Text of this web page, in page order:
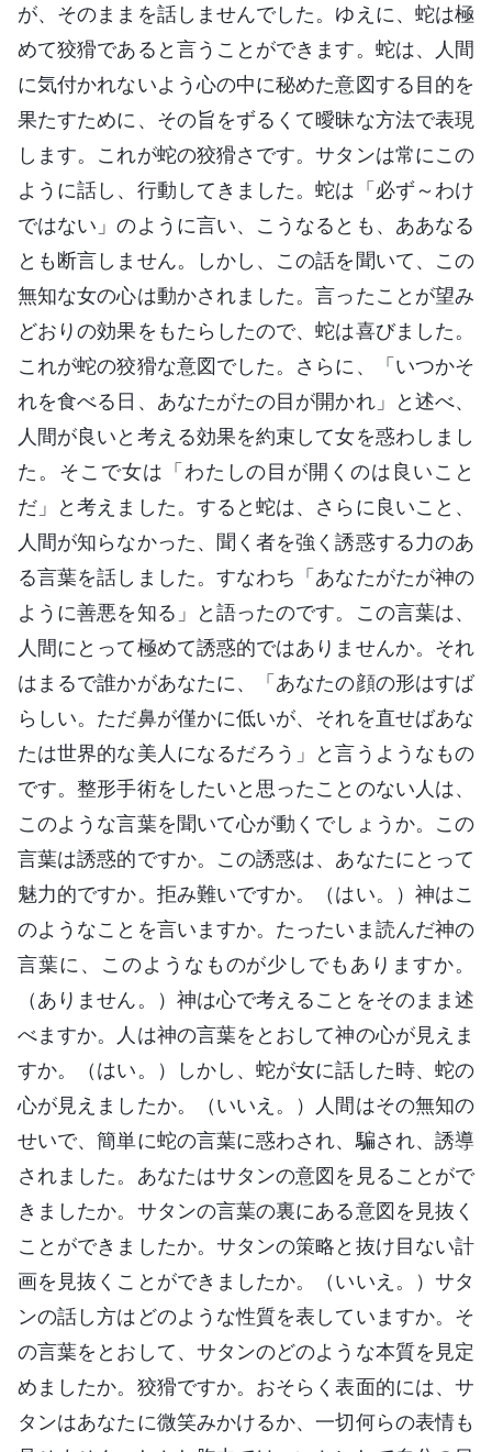
が、そのままを話しませんでした。ゆえに、蛇は極
めて狡猾であると言うことができます。蛇は、人間
に気付かれないよう心の中に秘めた意図する目的を
果たすために、その旨をずるくて曖昧な方法で表現
します。これが蛇の狡猾さです。サタンは常にこの
ように話し、行動してきました。蛇は「必ず～わけ
ではない」のように言い、こうなるとも、ああなる
とも断言しません。しかし、この話を聞いて、この
無知な女の心は動かされました。言ったことが望み
どおりの効果をもたらしたので、蛇は喜びました。
これが蛇の狡猾な意図でした。さらに、「いつかそ
れを食べる日、あなたがたの目が開かれ」と述べ、
人間が良いと考える効果を約束して女を惑わしまし
た。そこで女は「わたしの目が開くのは良いこと
だ」と考えました。すると蛇は、さらに良いこと、
人間が知らなかった、聞く者を強く誘惑する力のあ
る言葉を話しました。すなわち「あなたがたが神の
ように善悪を知る」と語ったのです。この言葉は、
人間にとって極めて誘惑的ではありませんか。それ
はまるで誰かがあなたに、「あなたの顔の形はすば
らしい。ただ鼻が僅かに低いが、それを直せばあな
たは世界的な美人になるだろう」と言うようなもの
です。整形手術をしたいと思ったことのない人は、
このような言葉を聞いて心が動くでしょうか。この
言葉は誘惑的ですか。この誘惑は、あなたにとって
魅力的ですか。拒み難いですか。（はい。）神はこ
のようなことを言いますか。たったいま読んだ神の
言葉に、このようなものが少しでもありますか。
（ありません。）神は心で考えることをそのまま述
べますか。人は神の言葉をとおして神の心が見えま
すか。（はい。）しかし、蛇が女に話した時、蛇の
心が見えましたか。（いいえ。）人間はその無知の
せいで、簡単に蛇の言葉に惑わされ、騙され、誘導
されました。あなたはサタンの意図を見ることがで
きましたか。サタンの言葉の裏にある意図を見抜く
ことができましたか。サタンの策略と抜け目ない計
画を見抜くことができましたか。（いいえ。）サタ
ンの話し方はどのような性質を表していますか。そ
の言葉をとおして、サタンのどのような本質を見定
めましたか。狡猾ですか。おそらく表面的には、サ
タンはあなたに微笑みかけるか、一切何らの表情も